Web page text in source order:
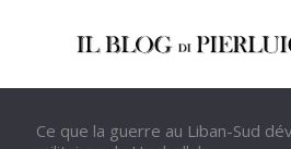
Ce que la guerre au Liban-Sud